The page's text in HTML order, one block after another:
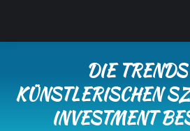
DIE
KÜNSTLERISCHEN
INVESTMENT